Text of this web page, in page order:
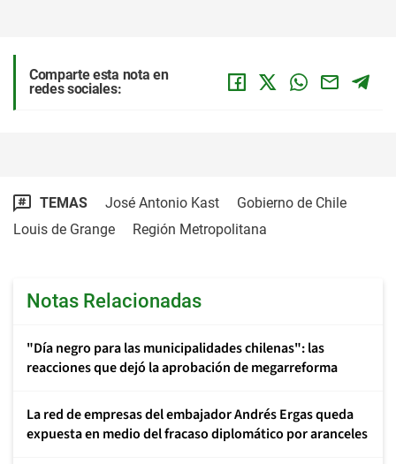
Comparte esta nota en
redes sociales:
TEMAS José Antonio Kast
Gobierno de Chile
Louis de Grange
Región Metropolitana
Notas Relacionadas
"Día negro para las municipalidades chilenas": las
reacciones que dejó la aprobación de megarreforma
La red de empresas del embajador Andrés Ergas queda
expuesta en medio del fracaso diplomático por aranceles